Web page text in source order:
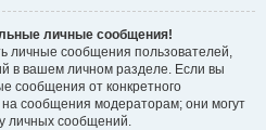
личные сообщения!
личные сообщения пользователей,
в вашем личном разделе. Если вы
сообщения от конкретного
сообщения модераторам; они могут
личных сообщений.